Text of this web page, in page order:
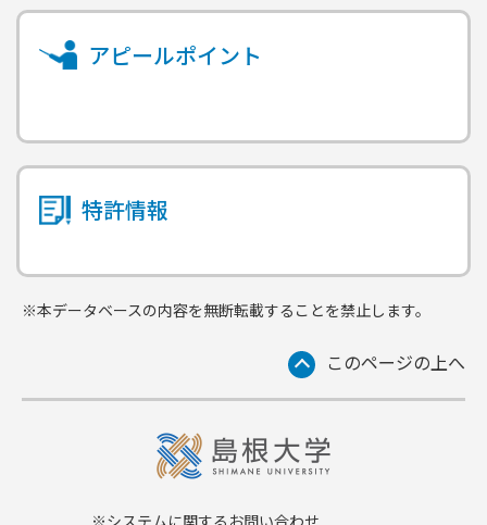
アピールポイント
特許情報
※本データベースの内容を無断転載することを禁止します。
このページの上へ
※システムに関するお問い合わせ